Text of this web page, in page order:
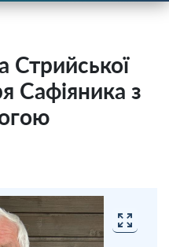
Стрийської
Сафіяника з